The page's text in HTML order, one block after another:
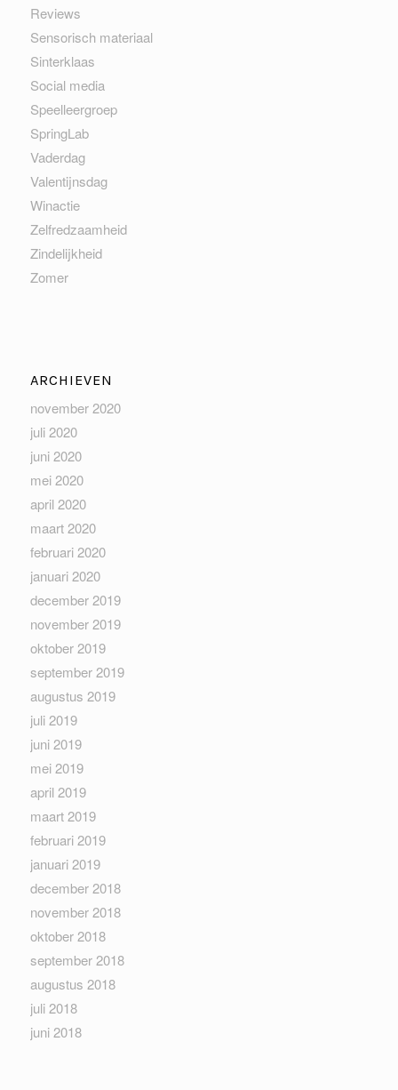
Reviews
Sensorisch materiaal
Sinterklaas
Social media
Speelleergroep
SpringLab
Vaderdag
Valentijnsdag
Winactie
Zelfredzaamheid
Zindelijkheid
Zomer
ARCHIEVEN
november 2020
juli 2020
juni 2020
mei 2020
april 2020
maart 2020
februari 2020
januari 2020
december 2019
november 2019
oktober 2019
september 2019
augustus 2019
juli 2019
juni 2019
mei 2019
april 2019
maart 2019
februari 2019
januari 2019
december 2018
november 2018
oktober 2018
september 2018
augustus 2018
juli 2018
juni 2018